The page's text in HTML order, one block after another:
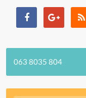
063 8035 804